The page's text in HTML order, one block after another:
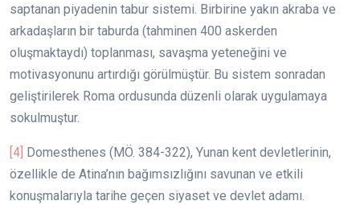
saptanan piyadenin tabur sistemi. Birbirine yakın akraba ve
arkadaşların bir taburda (tahminen 400 askerden
oluşmaktaydı) toplanması, savaşma yeteneğini ve
motivasyonunu artırdığı görülmüştür. Bu sistem sonradan
geliştirilerek Roma ordusunda düzenli olarak uygulamaya
sokulmuştur.
[4] Domesthenes (MÖ. 384-322), Yunan kent devletlerinin,
özellikle de Atina’nın bağımsızlığını savunan ve etkili
konuşmalarıyla tarihe geçen siyaset ve devlet adamı.